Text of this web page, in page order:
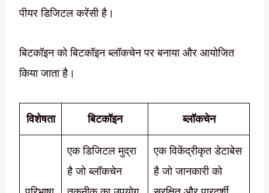
पीयर डिजिटल करेंसी है।
बिटकॉइन को बिटकॉइन ब्लॉकचेन पर बनाया और आयोजित
किया जाता है।
विशेषता बिटकॉइन ब्लॉकचेन
एक डिजिटल मुद्रा
है जो ब्लॉकचेन
एक विकेंद्रीकृत डेटाबेस
है जो जानकारी को